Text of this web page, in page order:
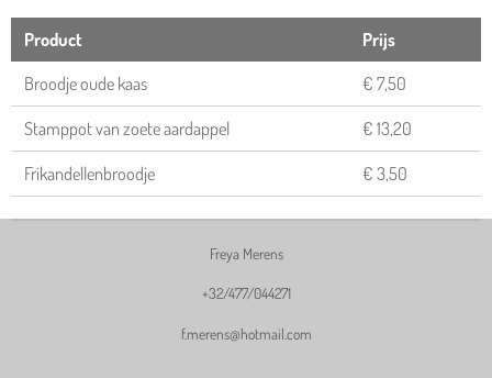
Product
Prijs
Broodje oude kaas
€ 7,50
Stamppot van zoete aardappel
€ 13,20
Frikandellenbroodje
€ 3,50
Freya Merens
+32/477/044271
f.merens@hotmail.com